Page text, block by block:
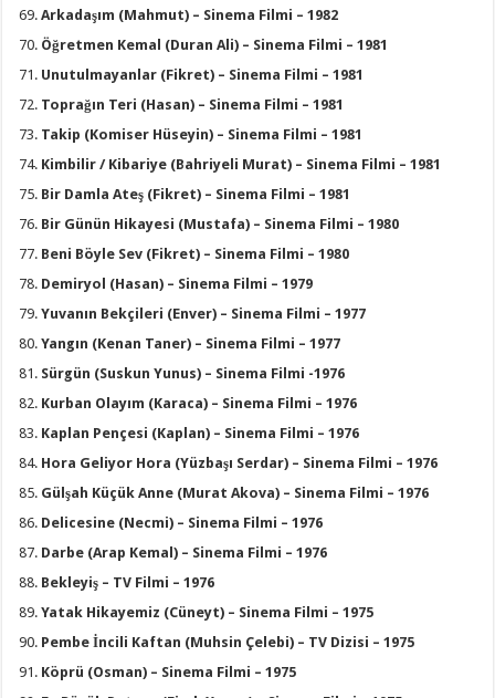
Arkadaşım (Mahmut) – Sinema Filmi – 1982
Öğretmen Kemal (Duran Ali) – Sinema Filmi – 1981
Unutulmayanlar (Fikret) – Sinema Filmi – 1981
Toprağın Teri (Hasan) – Sinema Filmi – 1981
Takip (Komiser Hüseyin) – Sinema Filmi – 1981
Kimbilir / Kibariye (Bahriyeli Murat) – Sinema Filmi – 1981
Bir Damla Ateş (Fikret) – Sinema Filmi – 1981
Bir Günün Hikayesi (Mustafa) – Sinema Filmi – 1980
Beni Böyle Sev (Fikret) – Sinema Filmi – 1980
Demiryol (Hasan) – Sinema Filmi – 1979
Yuvanın Bekçileri (Enver) – Sinema Filmi – 1977
Yangın (Kenan Taner) – Sinema Filmi – 1977
Sürgün (Suskun Yunus) – Sinema Filmi -1976
Kurban Olayım (Karaca) – Sinema Filmi – 1976
Kaplan Pençesi (Kaplan) – Sinema Filmi – 1976
Hora Geliyor Hora (Yüzbaşı Serdar) – Sinema Filmi – 1976
Gülşah Küçük Anne (Murat Akova) – Sinema Filmi – 1976
Delicesine (Necmi) – Sinema Filmi – 1976
Darbe (Arap Kemal) – Sinema Filmi – 1976
Bekleyiş – TV Filmi – 1976
Yatak Hikayemiz (Cüneyt) – Sinema Filmi – 1975
Pembe İncili Kaftan (Muhsin Çelebi) – TV Dizisi – 1975
Köprü (Osman) – Sinema Filmi – 1975